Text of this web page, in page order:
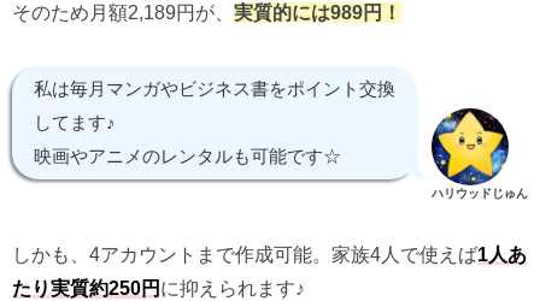
そのため月額2,189円が、 実質的には989円！
私は毎月マンガやビジネス書をポイント交換
してます♪
映画やアニメのレンタルも可能です☆
ハリウッドじゅん
しかも、4アカウントまで作成可能。家族4人で使えば1人あ
たり実質約250円 に抑えられます♪